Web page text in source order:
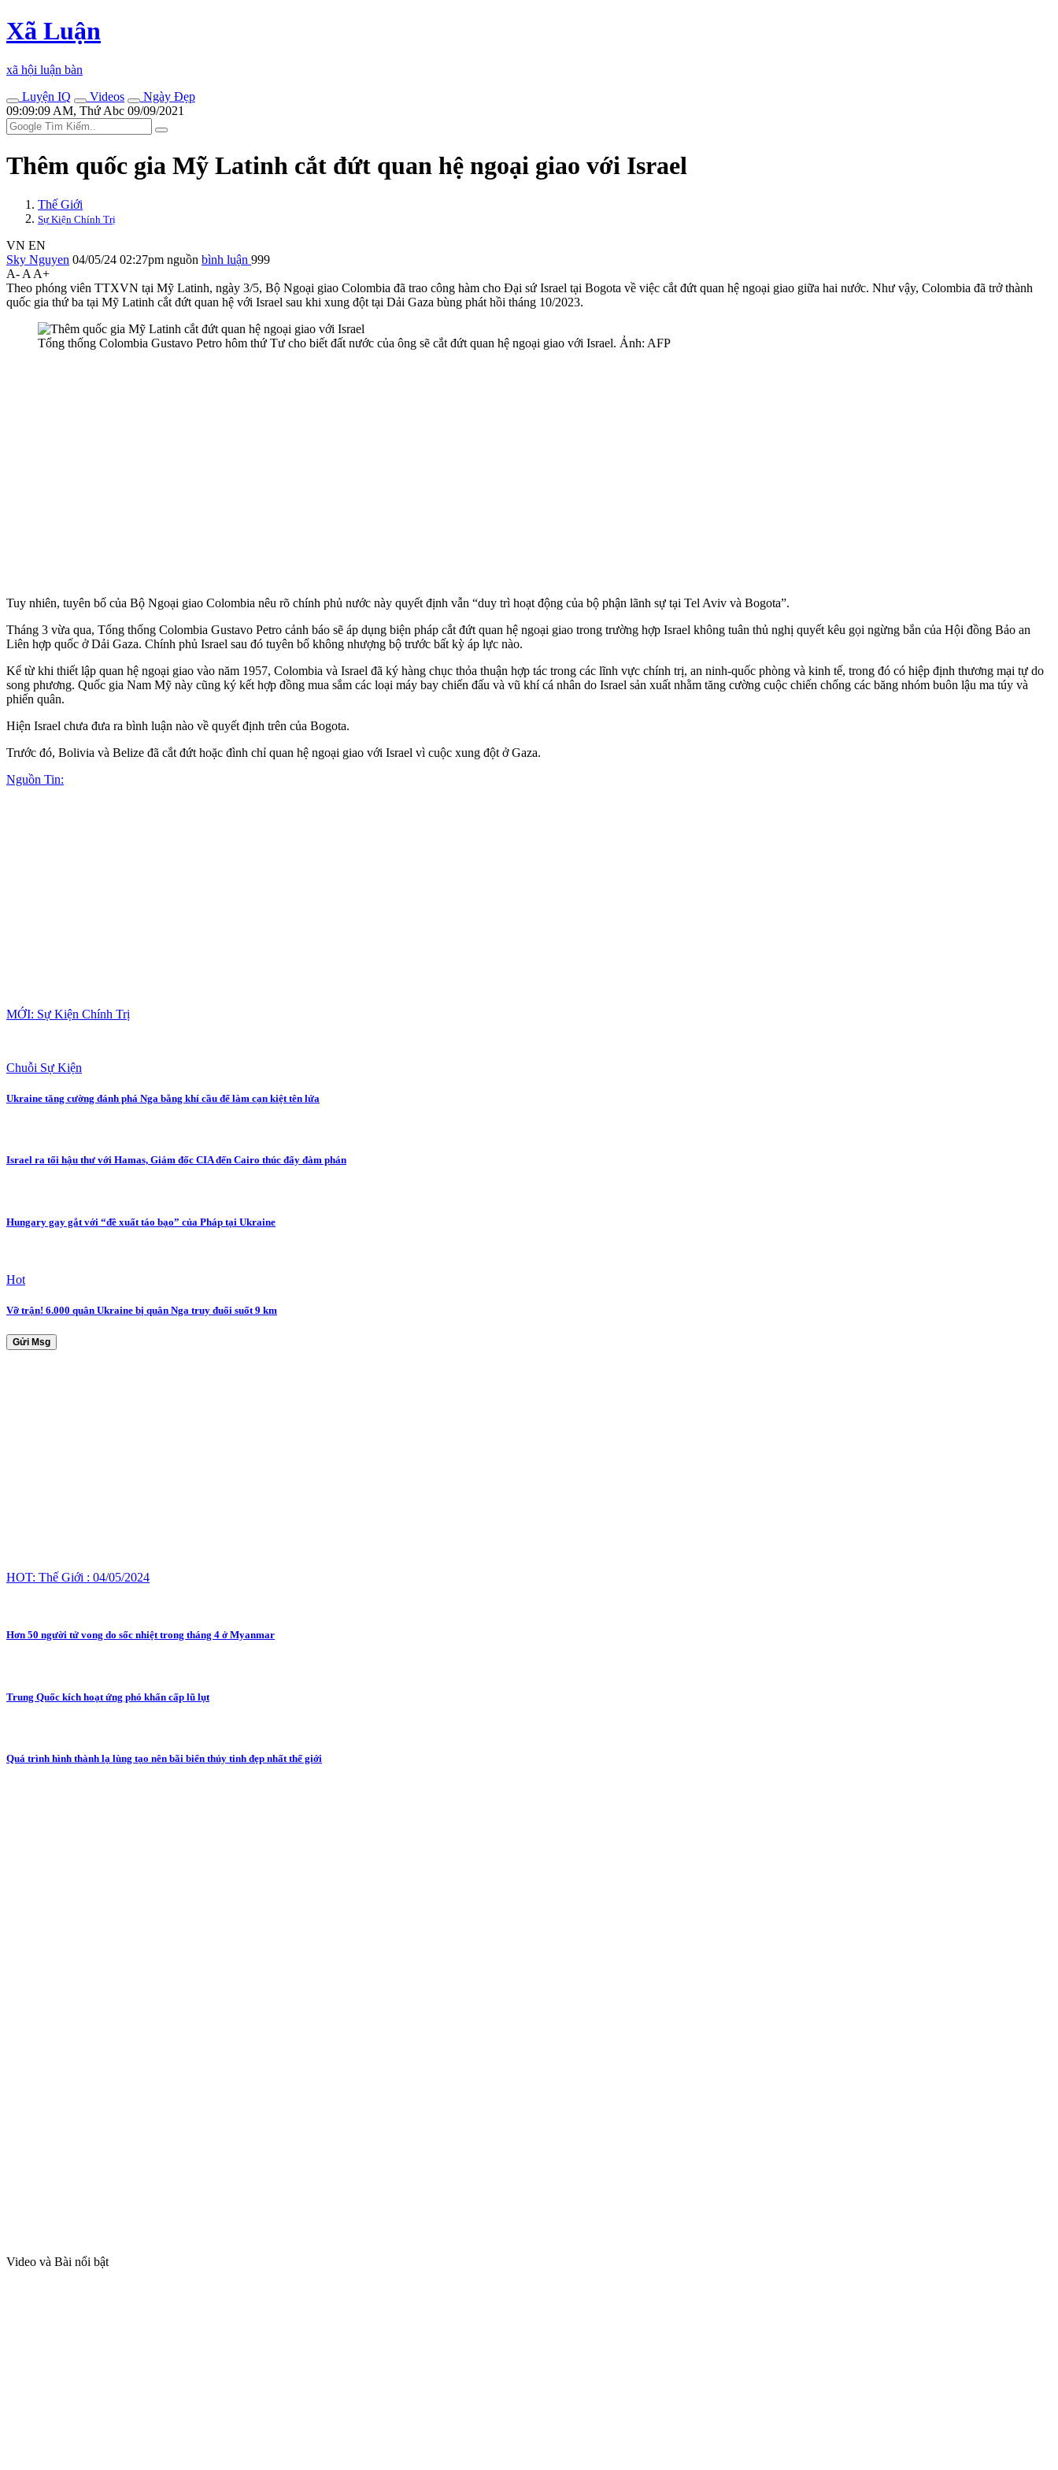
Xã Luận
xã hội luận bàn
Luyện IQ
Videos
Ngày Đẹp
09:09:09 AM, Thứ Abc 09/09/2021
Thêm quốc gia Mỹ Latinh cắt đứt quan hệ ngoại giao với Israel
Thế Giới
Sự Kiện Chính Trị
VN EN
Sky Nguyen 04/05/24 02:27pm nguồn bình luận 999
A- A A+
Theo phóng viên TTXVN tại Mỹ Latinh, ngày 3/5, Bộ Ngoại giao Colombia đã trao công hàm cho Đại sứ Israel tại Bogota về việc cắt đứt quan hệ ngoại giao giữa hai nước. Như vậy, Colombia đã trở thành
quốc gia thứ ba tại Mỹ Latinh cắt đứt quan hệ với Israel sau khi xung đột tại Dải Gaza bùng phát hồi tháng 10/2023.
Tổng thống Colombia Gustavo Petro hôm thứ Tư cho biết đất nước của ông sẽ cắt đứt quan hệ ngoại giao với Israel. Ảnh: AFP
Tuy nhiên, tuyên bố của Bộ Ngoại giao Colombia nêu rõ chính phủ nước này quyết định vẫn “duy trì hoạt động của bộ phận lãnh sự tại Tel Aviv và Bogota”.
Tháng 3 vừa qua, Tổng thống Colombia Gustavo Petro cảnh báo sẽ áp dụng biện pháp cắt đứt quan hệ ngoại giao trong trường hợp Israel không tuân thủ nghị quyết kêu gọi ngừng bắn của Hội đồng Bảo an
Liên hợp quốc ở Dải Gaza. Chính phủ Israel sau đó tuyên bố không nhượng bộ trước bất kỳ áp lực nào.
Kể từ khi thiết lập quan hệ ngoại giao vào năm 1957, Colombia và Israel đã ký hàng chục thỏa thuận hợp tác trong các lĩnh vực chính trị, an ninh-quốc phòng và kinh tế, trong đó có hiệp định thương mại tự do
song phương. Quốc gia Nam Mỹ này cũng ký kết hợp đồng mua sắm các loại máy bay chiến đấu và vũ khí cá nhân do Israel sản xuất nhằm tăng cường cuộc chiến chống các băng nhóm buôn lậu m‌a tú‌y và
phiến quân.
Hiện Israel chưa đưa ra bình luận nào về quyết định trên của Bogota.
Trước đó, Bolivia và Belize đã cắt đứt hoặc đình chỉ quan hệ ngoại giao với Israel vì cuộc xung đột ở Gaza.
Nguồn Tin:
MỚI: Sự Kiện Chính Trị
Chuỗi Sự Kiện
Ukraine tăng cường đánh phá Nga bằng khí cầu để làm cạn kiệt tên lửa
Israel ra tối hậu thư với Hamas, Giám đốc CIA đến Cairo thúc đẩy đàm phán
Hungary gay gắt với “đề xuất táo bạo” của Pháp tại Ukraine
Hot
Vỡ trận! 6.000 quân Ukraine bị quân Nga truy đuổi suốt 9 km
Gửi Msg
HOT: Thế Giới : 04/05/2024
Hơn 50 người tử vong do sốc nhiệt trong tháng 4 ở Myanmar
Trung Quốc kích hoạt ứng phó khẩn cấp lũ lụt
Quá trình hình thành lạ lùng tạo nên bãi biển thủy tinh đẹp nhất thế giới
Video và Bài nổi bật